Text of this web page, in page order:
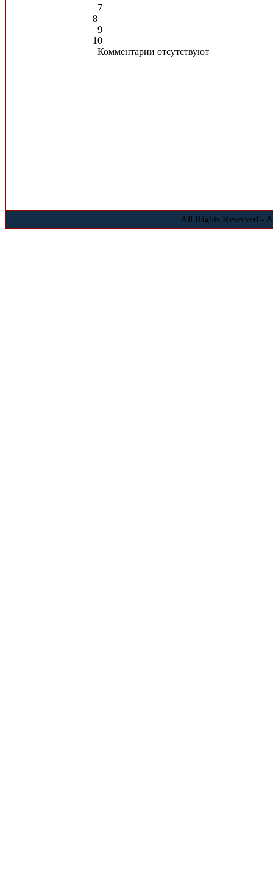
7
8
9
10
Комментарии отсутствуют
All Rights Reserved -